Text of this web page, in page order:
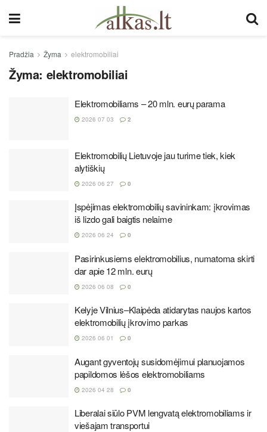
Pradžia Žyma elektromobiliai
Žyma: elektromobiliai
Elektromobiliams – 20 mln. eurų parama
2026 07 03 2
Elektromobilių Lietuvoje jau turime tiek, kiek
alytiškių​​​​​​​
2026 06 27 0
Įspėjimas elektromobilių savininkam: įkrovimas
iš lizdo gali baigtis nelaime
2026 06 24 0
Pasirinkusiems elektromobilius, numatoma skirti
dar apie 12 mln. eurų
2026 06 08 0
Kelyje Vilnius–Klaipėda atidarytas naujos kartos
elektromobilių įkrovimo parkas
2026 06 01 0
Augant gyventojų susidomėjimui planuojamos
papildomos lėšos elektromobiliams
2026 04 28 0
Liberalai siūlo PVM lengvatą elektromobiliams ir
viešajam transportui